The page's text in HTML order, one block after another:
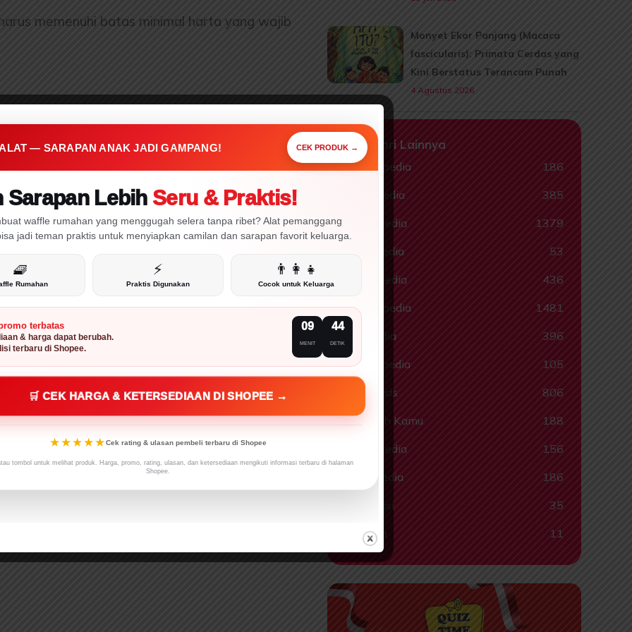
memenuhi batas minimal harta yang wajib
mencapai nisab.
minimum harta yang dapat dikategorikan
Monyet Ekor Panjang (Macaca
fascicularis): Primata Cerdas yang
Kini Berstatus Terancam Punah
4 Agustus 2026
Kategori Lainnya
Animalpedia
186
Ceritapedia
385
Ebookpedia
1379
Hadispedia
53
Komikpedia
436
Muslimpedia
1481
Quispedia
396
Ragampedia
105
Smartkids
806
Tahukah Kamu
188
Tokohpedia
156
Videopedia
186
Informasi
35
Lainnya
11
— SARAPAN ANAK JADI GAMPANG! CEK PRODUK →
Anak Jadi
Sarapan Lebih Seru & Praktis!
waffle rumahan yang menggugah selera tanpa ribet? Alat pemanggang
jadi teman praktis untuk menyiapkan camilan dan sarapan favorit keluarga.
🧇
Rumahan
⚡
Praktis Digunakan
👨‍👩‍👧
Cocok untuk Keluarga
terbatas
& harga dapat berubah.
terbaru di Shopee.
09
MENIT
43
DETIK
🛒 CEK HARGA & KETERSEDIAAN DI SHOPEE →
★★★★★Cek rating & ulasan pembeli terbaru di Shopee
tombol untuk melihat produk. Harga, promo, rating, ulasan, dan ketersediaan mengikuti informasi terbaru di halaman
Shopee.